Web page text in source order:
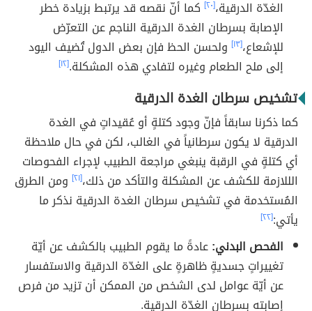
الغدّة الدرقية،[٢٠] كما أنّ نقصه قد يرتبط بزيادة خطر
الإصابة بسرطان الغدة الدرقية الناجم عن التعرّض
للإشعاع،[١٣] ولحسن الحظ فإن بعض الدول تُضيف اليود
إلى ملح الطعام وغيره لتفادي هذه المشكلة.[١٢]
تشخيص سرطان الغدة الدرقية
كما ذكرنا سابقاً فإنّ وجود كتلةٍ أو عُقيداتٍ في الغدة
الدرقية لا يكون سرطانياً في الغالب، لكن في حال ملاحظة
أي كتلةٍ في الرقبة ينبغي مراجعة الطبيب لإجراء الفحوصات
الللازمة للكشف عن المشكلة والتأكد من ذلك،[٢١]
ومن الطرق
المُستخدمة في تشخيص سرطان الغدة الدرقية نذكر ما
يأتي:[٢٢]
الفحص البدني:عادةً ما يقوم الطبيب بالكشف عن أيّة
تغييراتٍ جسديةٍ ظاهرةٍ على الغدّة الدرقية والاستفسار
عن أيّة عوامل لدى الشخص من الممكن أن تزيد من فرص
إصابته بسرطان الغدّة الدرقية.